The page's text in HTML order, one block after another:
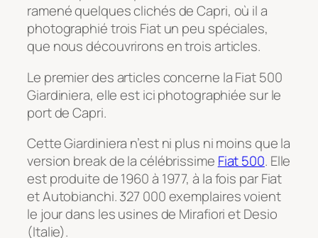
ramené quelques clichés de Capri, où il a
photographié trois Fiat un peu spéciales,
que nous découvrirons en trois articles.
Le premier des articles concerne la Fiat 500
Giardiniera, elle est ici photographiée sur le
port de Capri.
Cette Giardiniera n’est ni plus ni moins que la
version break de la célébrissime Fiat 500. Elle
est produite de 1960 à 1977, à la fois par Fiat
et Autobianchi. 327 000 exemplaires voient
le jour dans les usines de Mirafiori et Desio
(Italie).